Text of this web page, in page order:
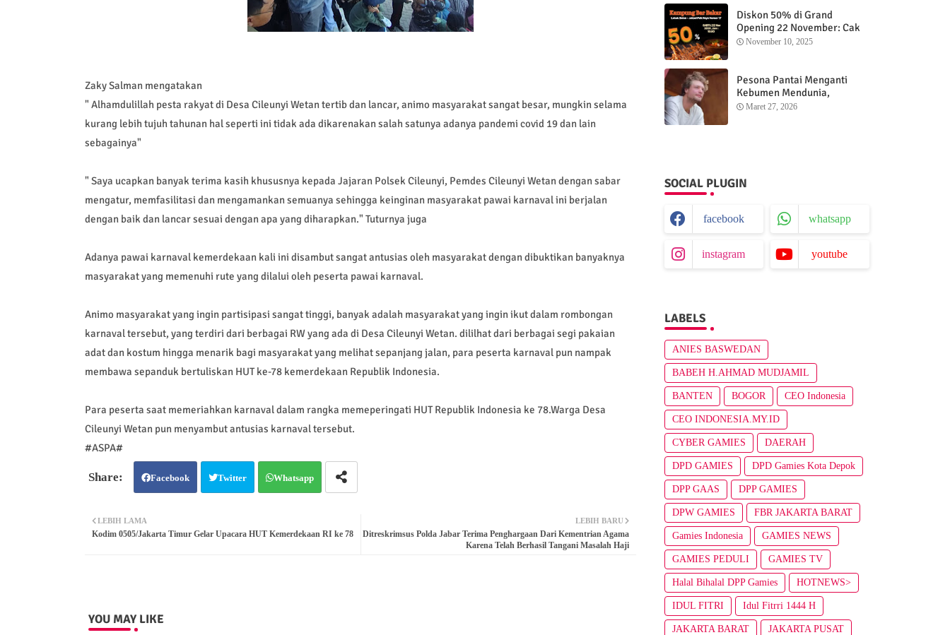
Zaky Salman mengatakan
" Alhamdulillah pesta rakyat di Desa Cileunyi Wetan tertib dan lancar, animo masyarakat sangat besar, mungkin selama
kurang lebih tujuh tahunan hal seperti ini tidak ada dikarenakan salah satunya adanya pandemi covid 19 dan lain
sebagainya"
" Saya ucapkan banyak terima kasih khususnya kepada Jajaran Polsek Cileunyi, Pemdes Cileunyi Wetan dengan sabar
mengatur, memfasilitasi dan mengamankan semuanya sehingga keinginan masyarakat pawai karnaval ini berjalan
dengan baik dan lancar sesuai dengan apa yang diharapkan." Tuturnya juga
Adanya pawai karnaval kemerdekaan kali ini disambut sangat antusias oleh masyarakat dengan dibuktikan banyaknya
masyarakat yang memenuhi rute yang dilalui oleh peserta pawai karnaval.
Animo masyarakat yang ingin partisipasi sangat tinggi, banyak adalah masyarakat yang ingin ikut dalam rombongan
karnaval tersebut, yang terdiri dari berbagai RW yang ada di Desa Cileunyi Wetan. dililhat dari berbagai segi pakaian
adat dan kostum hingga menarik bagi masyarakat yang melihat sepanjang jalan, para peserta karnaval pun nampak
membawa sepanduk bertuliskan HUT ke-78 kemerdekaan Republik Indonesia.
Para peserta saat memeriahkan karnaval dalam rangka memeperingati HUT Republik Indonesia ke 78.Warga Desa
Cileunyi Wetan pun menyambut antusias karnaval tersebut.
#ASPA#
Facebook Twitter Whatsapp
LEBIH BARU
Ditreskrimsus Polda Jabar Terima Penghargaan Dari Kementrian Agama
Karena Telah Berhasil Tangani Masalah Haji
LEBIH LAMA
Kodim 0505/Jakarta Timur Gelar Upacara HUT Kemerdekaan RI ke 78
YOU MAY LIKE
Diskon 50% di Grand
Opening 22 November: Cak
Ofi Hadirkan Balungan Bakar
November 10, 2025
Pesona Pantai Menganti
Kebumen Mendunia,
Wisatawan Mancanegara
Maret 27, 2026
SOCIAL PLUGIN
facebook whatsapp
instagram youtube
LABELS
ANIES BASWEDAN
BABEH H.AHMAD MUDJAMIL
BANTEN BOGOR CEO Indonesia
CEO INDONESIA.MY.ID
CYBER GAMIES DAERAH
DPD GAMIES DPD Gamies Kota Depok
DPP GAAS DPP GAMIES
DPW GAMIES FBR JAKARTA BARAT
Gamies Indonesia GAMIES NEWS
GAMIES PEDULI GAMIES TV
Halal Bihalal DPP Gamies HOTNEWS>
IDUL FITRI Idul Fitrri 1444 H
JAKARTA BARAT JAKARTA PUSAT